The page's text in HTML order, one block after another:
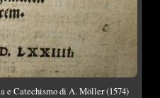
e Catechismo di A. Möller (1574)